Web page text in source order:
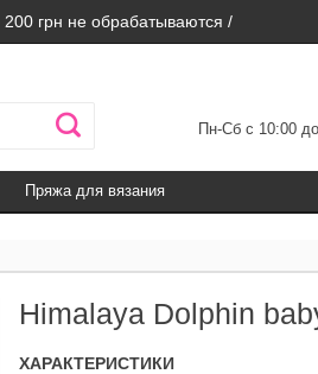
200 грн не обрабатываются /
Пн-Сб с 10:00
Пряжа для вязания
Himalaya Dolphin
ХАРАКТЕРИСТИКИ